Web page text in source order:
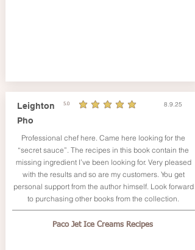
Leighton
Pho
5.0
durchschnittliches Rating ist 5 von 5 8.9.25
Professional chef here. Came here looking for the
“secret sauce”. The recipes in this book contain the
missing ingredient I’ve been looking for. Very pleased
with the results and so are my customers. You get
personal support from the author himself. Look forward
to purchasing other books from the collection.
Paco Jet Ice Creams Recipes